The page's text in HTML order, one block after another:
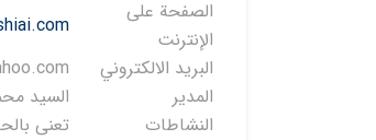
الصفحة على
الإنترنت
البريد الالكتروني
المدير
السيد
النشاطات
تعنى